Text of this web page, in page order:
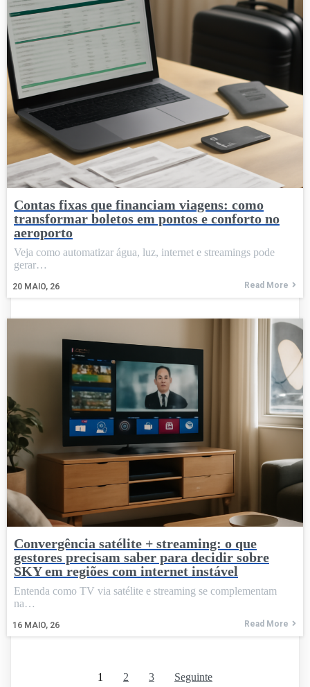
Contas fixas que financiam viagens: como
transformar boletos em pontos e conforto no
aeroporto
20 MAIO, 26
Veja como automatizar água, luz, internet e streamings pode
gerar…
Read More
Convergência satélite + streaming: o que
gestores precisam saber para decidir sobre
SKY em regiões com internet instável
16 MAIO, 26
Entenda como TV via satélite e streaming se complementam
na…
Read More
1 2 3 Seguinte